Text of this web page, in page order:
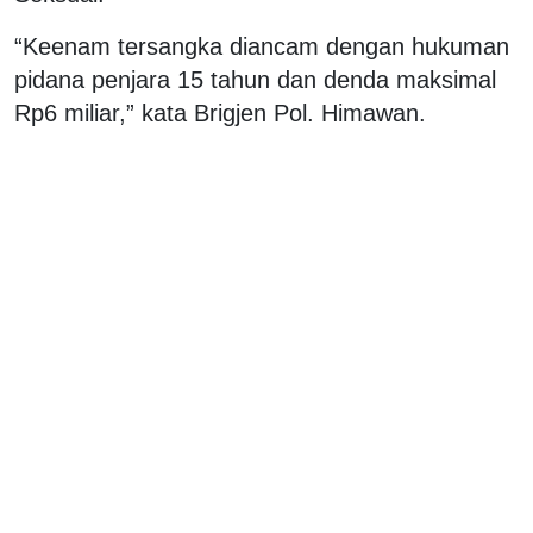
“Keenam tersangka diancam dengan hukuman
pidana penjara 15 tahun dan denda maksimal
Rp6 miliar,” kata Brigjen Pol. Himawan.